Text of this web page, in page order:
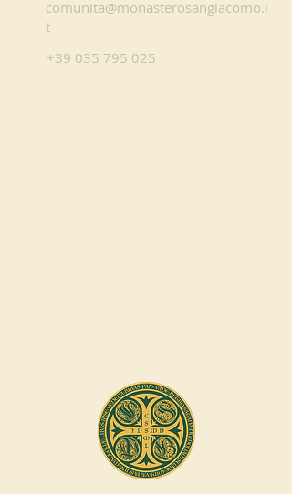
comunita@monasterosangiacomo.i
t
+39 035 795 025